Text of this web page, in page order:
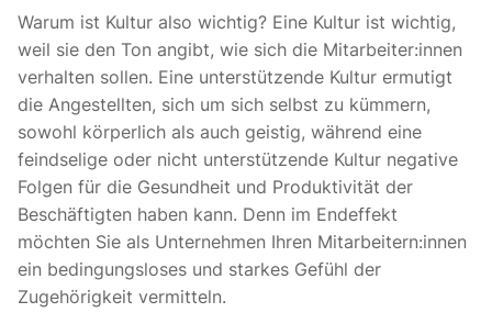
Warum ist Kultur also wichtig? Eine Kultur ist wichtig,
weil sie den Ton angibt, wie sich die Mitarbeiter:innen
verhalten sollen. Eine unterstützende Kultur ermutigt
die Angestellten, sich um sich selbst zu kümmern,
sowohl körperlich als auch geistig, während eine
feindselige oder nicht unterstützende Kultur negative
Folgen für die Gesundheit und Produktivität der
Beschäftigten haben kann. Denn im Endeffekt
möchten Sie als Unternehmen Ihren Mitarbeitern:innen
ein bedingungsloses und starkes Gefühl der
Zugehörigkeit vermitteln.